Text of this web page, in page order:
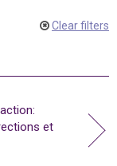
Clear filters
et